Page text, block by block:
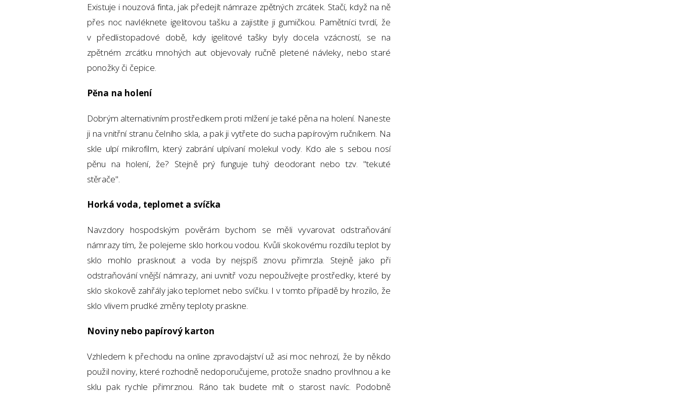
Existuje i nouzová finta, jak předejít námraze zpětných zrcátek. Stačí, když na ně
přes noc navléknete igelitovou tašku a zajistíte ji gumičkou. Pamětníci tvrdí, že
v předlistopadové době, kdy igelitové tašky byly docela vzácností, se na
zpětném zrcátku mnohých aut objevovaly ručně pletené návleky, nebo staré
ponožky či čepice.
Pěna na holení
Dobrým alternativním prostředkem proti mlžení je také pěna na holení. Naneste
ji na vnitřní stranu čelního skla, a pak ji vytřete do sucha papírovým ručníkem. Na
skle ulpí mikrofilm, který zabrání ulpívaní molekul vody. Kdo ale s sebou nosí
pěnu na holení, že? Stejně prý funguje tuhý deodorant nebo tzv. "tekuté
stěrače".
Horká voda, teplomet a svíčka
Navzdory hospodským pověrám bychom se měli vyvarovat odstraňování
námrazy tím, že polejeme sklo horkou vodou. Kvůli skokovému rozdílu teplot by
sklo mohlo prasknout a voda by nejspíš znovu přimrzla. Stejně jako při
odstraňování vnější námrazy, ani uvnitř vozu nepoužívejte prostředky, které by
sklo skokově zahřály jako teplomet nebo svíčku. I v tomto případě by hrozilo, že
sklo vlivem prudké změny teploty praskne.
Noviny nebo papírový karton
Vzhledem k přechodu na online zpravodajství už asi moc nehrozí, že by někdo
použil noviny, které rozhodně nedoporučujeme, protože snadno provlhnou a ke
sklu pak rychle přimrznou. Ráno tak budete mít o starost navíc. Podobně